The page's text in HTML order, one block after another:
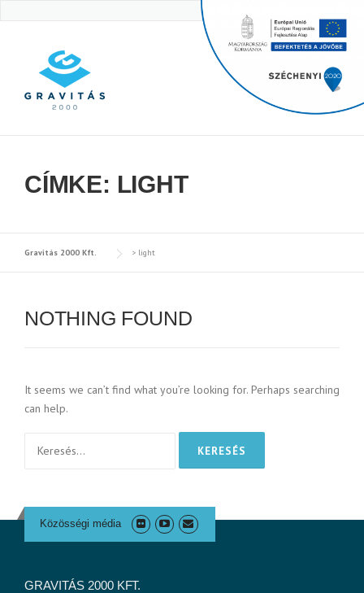
CÍMKE: LIGHT
Gravitás 2000 Kft. > light
NOTHING FOUND
It seems we can’t find what you’re looking for. Perhaps searching
can help.
Közösségi média
GRAVITÁS 2000 KFT.